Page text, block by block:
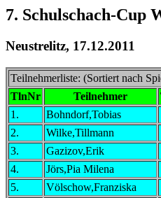
7. Schulschach-Cup
Neustrelitz, 17.12.2011
Teilnehmerliste: (Sortiert nach
TlnNr
Teilnehmer
1.
Bohndorf,Tobias
2.
Wilke,Tillmann
3.
Gazizov,Erik
4.
Jörs,Pia Milena
5.
Völschow,Franziska